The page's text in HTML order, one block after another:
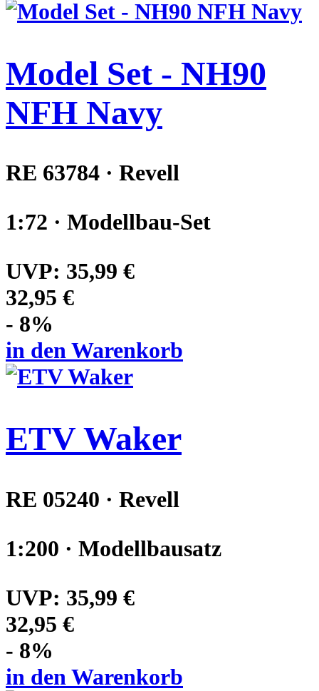
Model Set - NH90
NFH Navy
RE 63784 · Revell
1:72 · Modellbau-Set
UVP: 35,99 €
32,95 €
- 8%
in den Warenkorb
ETV Waker
RE 05240 · Revell
1:200 · Modellbausatz
UVP: 35,99 €
32,95 €
- 8%
in den Warenkorb